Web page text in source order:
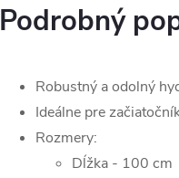
Podrobný
Robustný a odolný
Ideálne pre
Rozmery:
Dĺžka - 100 cm